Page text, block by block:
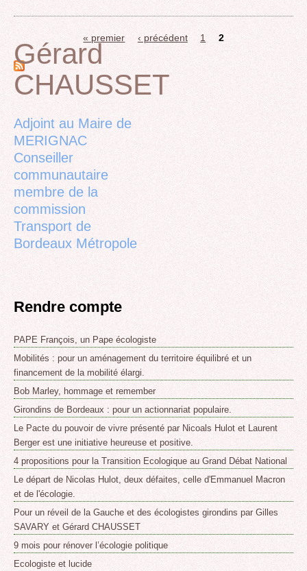
Pages
« premier ‹ précédent 1 2
Back
to
Gérard
CHAUSSET
Adjoint au Maire de
MERIGNAC
Conseiller
communautaire
membre de la
commission
Transport de
Bordeaux Métropole
Rendre compte
PAPE François, un Pape écologiste
Mobilités : pour un aménagement du territoire équilibré et un
financement de la mobilité élargi.
Bob Marley, hommage et remember
Girondins de Bordeaux : pour un actionnariat populaire.
Le Pacte du pouvoir de vivre présenté par Nicoals Hulot et Laurent
Berger est une initiative heureuse et positive.
4 propositions pour la Transition Ecologique au Grand Débat National
Le départ de Nicolas Hulot, deux défaites, celle d'Emmanuel Macron
et de l'écologie.
Pour un réveil de la Gauche et des écologistes girondins par Gilles
SAVARY et Gérard CHAUSSET
9 mois pour rénover l’écologie politique
Ecologiste et lucide